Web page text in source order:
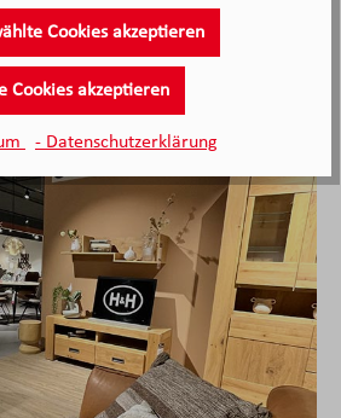
Cookies akzeptieren
Cookies akzeptieren
- Datenschutzerklärung